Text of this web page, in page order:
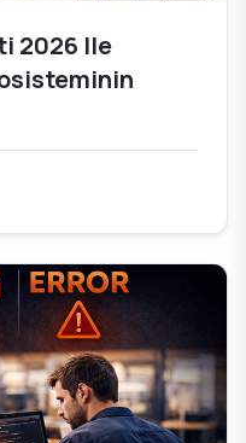
2026 Ile